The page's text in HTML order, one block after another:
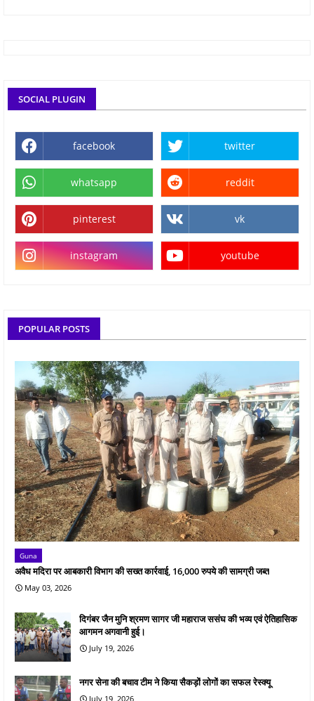
SOCIAL PLUGIN
facebook twitter
whatsapp reddit
pinterest vk
instagram youtube
POPULAR POSTS
Guna
अवैध मदिरा पर आबकारी विभाग की सख्त कार्रवाई, 16,000 रुपये की सामग्री जब्त
May 03, 2026
दिगंबर जैन मुनि श्रमण सागर जी महाराज ससंघ की भव्य एवं ऐतिहासिक
आगमन अगवानी हुई।
July 19, 2026
नगर सेना की बचाव टीम ने किया सैकड़ों लोगों का सफल रेस्क्यू
July 19, 2026